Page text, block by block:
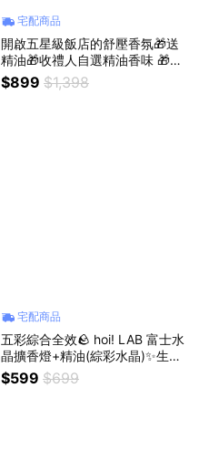
宅配商品
開啟五星級飯店的舒壓香氛🎁送
精油🎁收禮人自選精油香味 🎁香
氛禮物🎁智能遙控版-超聲波布藝
水氧機300ml🎁 生日禮物
$899 $1,398
宅配商品
五彩綜合全效🪨 hoi! LAB 富士水
晶擴香燈+精油(綜彩水晶)✨生日
禮物💰🎁健康平衡/愛情/聚財/智
慧💰
$599 $699